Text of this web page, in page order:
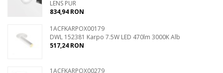
LENS PUR
834,94 RON
1ACFKARPOX00179
DWL 152381 Karpo 7.5W LED 470lm 3000K Alb
517,24 RON
1ACFKARPOX00279